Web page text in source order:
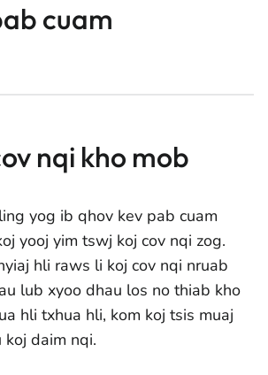
cuam
nqi kho mob
yog ib qhov kev pab cuam
yooj yim tswj koj cov nqi zog.
hli raws li koj cov nqi nruab
lub xyoo dhau los no thiab kho
hli txhua hli, kom koj tsis muaj
daim nqi.